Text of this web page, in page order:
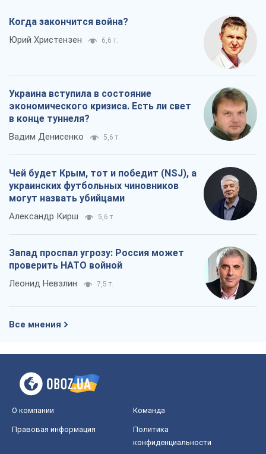
Когда закончится война?
Юрий Христензен 6,6 т.
Украина вступила в состояние
экономического кризиса. Есть ли свет
в конце туннеля?
Вадим Денисенко 5,6 т.
Чей будет Крым, тот и победит (NSJ), а
украинских футбольных чиновников
могут назвать убийцами
Александр Кирш 5,6 т.
Запад проспал угрозу: Россия может
проверить НАТО войной
Леонид Невзлин 7,5 т.
Все мнения
О компании Команда
Правовая информация
Политика
конфиденциальности